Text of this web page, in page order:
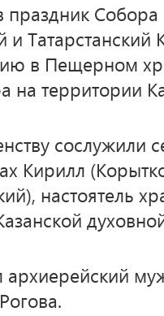
праздник Собора
и
в Пещерном
на территории
сослужили
Кирилл
настоятель
архиерейский